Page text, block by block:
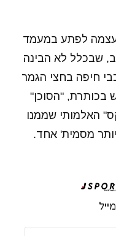
עצמה לפתע במעמד
שבכלל לא הבינה
חיפה בחצי הגמר
בכותרת, "הסוכן"
האלמותי שממנו
מסמית' אחד.